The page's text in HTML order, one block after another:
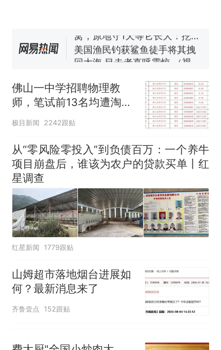
140多朵
美国渔民钓获鲨鱼徒手将其拽
回大海 目击者直呼震惊 （视频
官方通报
热
那个在床头放菜刀的女孩，
因老师一句“跟我回家”改写了
人生
佛山一中学招聘物理教
师，笔试前13名均遭淘
汰？教育局：已叫停招
聘，成立调查组全面核查
极目新闻 2242跟贴
从“零风险零投入”到负债百万：一个养牛
项目崩盘后，谁该为农户的贷款买单丨红
星调查
红星新闻 1779跟贴
山姆超市落地烟台进展如
何？最新消息来了
齐鲁壹点 152跟贴